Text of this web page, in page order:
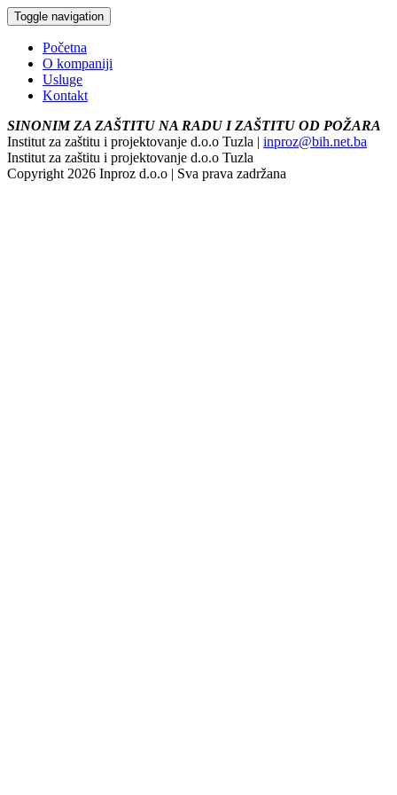
Toggle navigation
Početna
O kompaniji
Usluge
Kontakt
SINONIM ZA ZAŠTITU NA RADU I ZAŠTITU OD POŽARA
Institut za zaštitu i projektovanje d.o.o Tuzla | inproz@bih.net.ba
Institut za zaštitu i projektovanje d.o.o Tuzla
Copyright 2026 Inproz d.o.o | Sva prava zadržana